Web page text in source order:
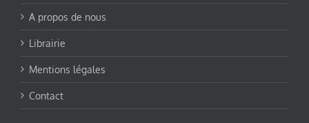
A propos de nous
Librairie
Mentions légales
Contact